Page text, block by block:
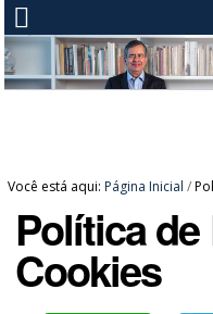
Você está aqui: Página Inicial /
Política
Cookies